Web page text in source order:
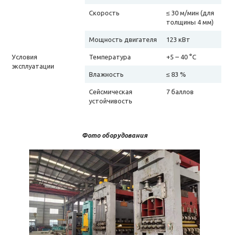
Скорость
≤ 30 м/мин (для
толщины 4 мм)
Мощность двигателя 123 кВт
Условия
эксплуатации
Температура +5 – 40 °C
Влажность ≤ 83 %
Сейсмическая
устойчивость
7 баллов
Фото оборудования